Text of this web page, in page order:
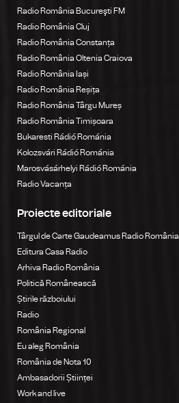
Radio România Bucureşti FM
Radio România Cluj
Radio România Constanța
Radio România Oltenia Craiova
Radio România Iași
Radio România Reșița
Radio România Târgu Mureș
Radio România Timișoara
Bukaresti Rádió Románia
Kolozsvári Rádió Románia
Marosvásárhelyi Rádió Románia
Radio Vacanța
Proiecte editoriale
Târgul de Carte Gaudeamus Radio România
Editura Casa Radio
Arhiva Radio România
Politică Românească
Știrile războiului
Radio
România Regional
Eu aleg România
România de Nota 10
Ambasadorii Științei
Work and live